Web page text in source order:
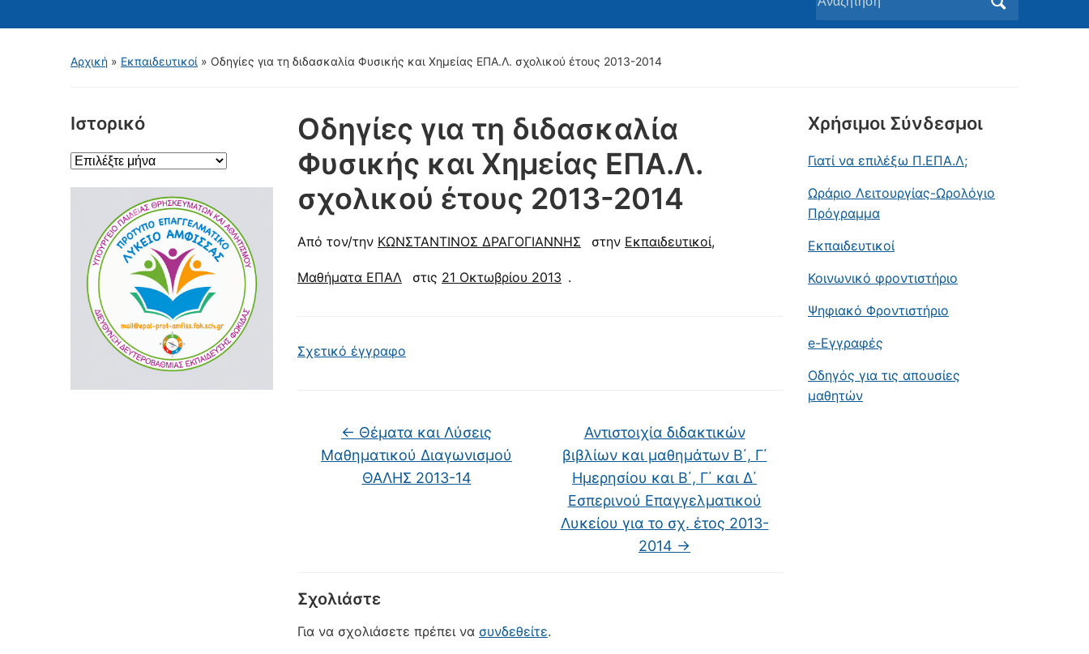
για:
Αρχική » Εκπαιδευτικοί » Οδηγίες για τη διδασκαλία Φυσικής και Χημείας ΕΠΑ.Λ. σχολικού έτους 2013-2014
Ιστορικό
Ιστορικό
Οδηγίες για τη διδασκαλία
Φυσικής και Χημείας ΕΠΑ.Λ.
σχολικού έτους 2013-2014
Από τον/την ΚΩΝΣΤΑΝΤΙΝΟΣ ΔΡΑΓΟΓΙΑΝΝΗΣ στην Εκπαιδευτικοί,
Μαθήματα ΕΠΑΛ στις 21 Οκτωβρίου 2013 .
Σχετικό έγγραφο
← Θέματα και Λύσεις
Μαθηματικού Διαγωνισμού
ΘΑΛΗΣ 2013-14
Αντιστοιχία διδακτικών
βιβλίων και μαθημάτων Β΄, Γ΄
Ημερησίου και Β΄, Γ΄ και Δ΄
Εσπερινού Επαγγελματικού
Λυκείου για το σχ. έτος 2013-
2014 →
Σχολιάστε
Για να σχολιάσετε πρέπει να συνδεθείτε.
Χρήσιμοι Σύνδεσμοι
Γιατί να επιλέξω Π.ΕΠΑ.Λ;
Ωράριο Λειτουργίας-Ωρολόγιο
Πρόγραμμα
Εκπαιδευτικοί
Κοινωνικό φροντιστήριο
Ψηφιακό Φροντιστήριο
e-Εγγραφές
Οδηγός για τις απουσίες
μαθητών